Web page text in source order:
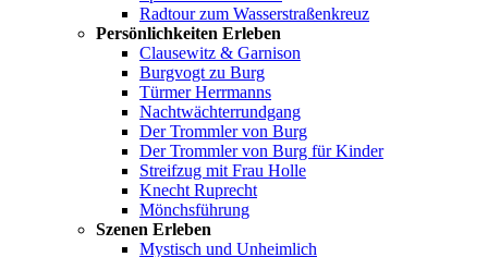
Radtour zum Wasserstraßenkreuz
Persönlichkeiten Erleben
Clausewitz & Garnison
Burgvogt zu Burg
Türmer Herrmanns
Nachtwächterrundgang
Der Trommler von Burg
Der Trommler von Burg für Kinder
Streifzug mit Frau Holle
Knecht Ruprecht
Mönchsführung
Szenen Erleben
Mystisch und Unheimlich